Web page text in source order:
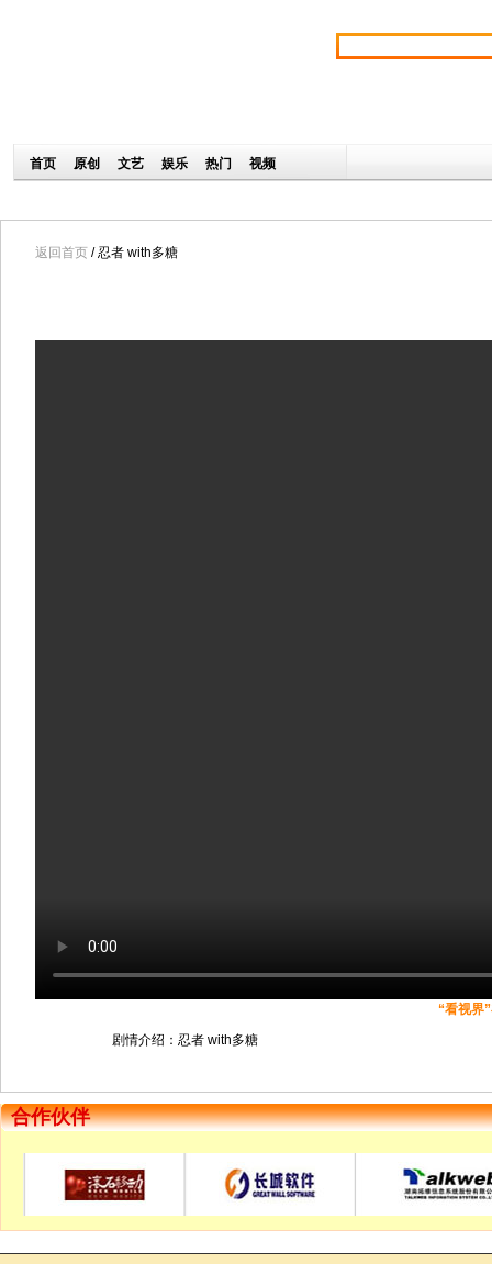
返回首页 / 忍者 with多糖
“看视界
剧情介绍：忍者 with多糖
合作伙伴